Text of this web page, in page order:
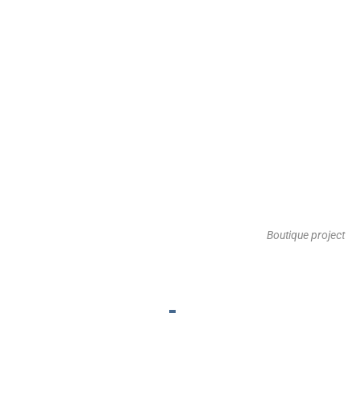
Boutique project